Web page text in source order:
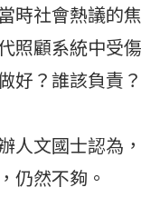
時社會熱議的
照顧系統中受
好？誰該負責？
人文國士認為
仍然不夠。